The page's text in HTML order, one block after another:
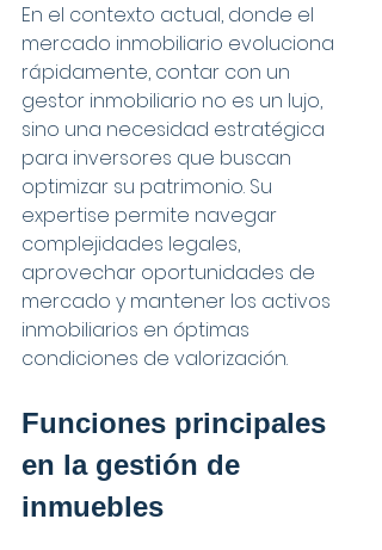
En el contexto actual, donde el
mercado inmobiliario evoluciona
rápidamente, contar con un
gestor inmobiliario no es un lujo,
sino una necesidad estratégica
para inversores que buscan
optimizar su patrimonio. Su
expertise permite navegar
complejidades legales,
aprovechar oportunidades de
mercado y mantener los activos
inmobiliarios en óptimas
condiciones de valorización.
Funciones principales
en la gestión de
inmuebles